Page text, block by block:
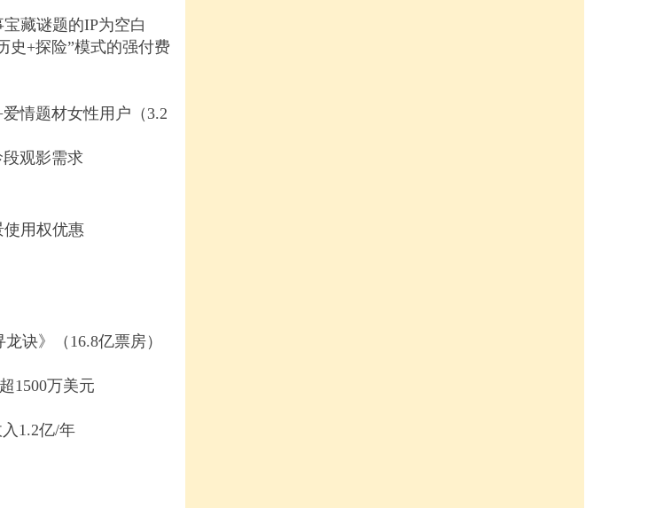
藏谜题的IP为空白
+探险”模式的强付费
情题材女性用户（3.2
观影需求
用权优惠
诀》（16.8亿票房）
1500万美元
1.2亿/年